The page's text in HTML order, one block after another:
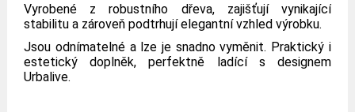
Vyrobené z robustního dřeva, zajišťují vynikající
stabilitu a zároveň podtrhují elegantní vzhled výrobku.
Jsou odnímatelné a lze je snadno vyměnit. Praktický i
estetický doplněk, perfektně ladící s designem
Urbalive.